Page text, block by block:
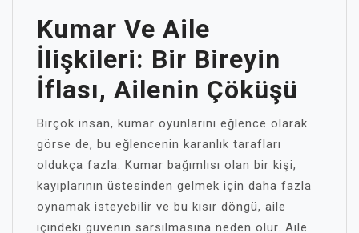
Kumar Ve Aile
İlişkileri: Bir Bireyin
İflası, Ailenin Çöküşü
Birçok insan, kumar oyunlarını eğlence olarak
görse de, bu eğlencenin karanlık tarafları
oldukça fazla. Kumar bağımlısı olan bir kişi,
kayıplarının üstesinden gelmek için daha fazla
oynamak isteyebilir ve bu kısır döngü, aile
içindeki güvenin sarsılmasına neden olur. Aile